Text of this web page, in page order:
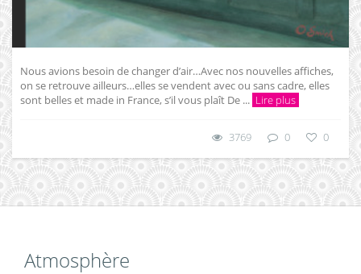
Nous avions besoin de changer d’air…Avec nos nouvelles affiches,
on se retrouve ailleurs…elles se vendent avec ou sans cadre, elles
sont belles et made in France, s’il vous plaît De ... Lire plus
3769 0 0
Atmosphère